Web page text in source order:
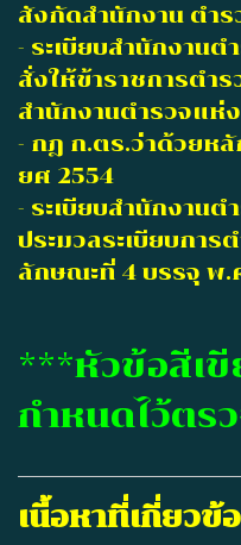
สังกัดสำนักงาน ตำ
- ระเบียบสำนักงาน
สั่งให้ข้าราชการตำ
สำนักงานตำรวจแห่
- กฎ ก.ตร.ว่าด้วยห
ยศ 2554
- ระเบียบสำนักงาน
ประมวลระเบียบการ
ลักษณะที่ 4 บรรจุ พ.
***หัวข้อสีเ
กำหนดไว้ตร
เนื้อหาที่เกี่ยวข้